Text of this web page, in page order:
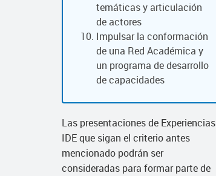
temáticas y articulación
de actores
Impulsar la conformación
de una Red Académica y
un programa de desarrollo
de capacidades
Las presentaciones de Experiencias
IDE que sigan el criterio antes
mencionado podrán ser
consideradas para formar parte de